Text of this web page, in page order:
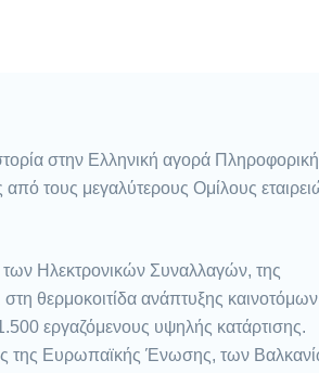
στην Ελληνική αγορά
τους μεγαλύτερους Ομίλους
Ηλεκτρονικών Συναλλαγών, της
θερμοκοιτίδα ανάπτυξης καινοτόμων
εργαζόμενους υψηλής κατάρτισης.
της Ευρωπαϊκής Ένωσης, των